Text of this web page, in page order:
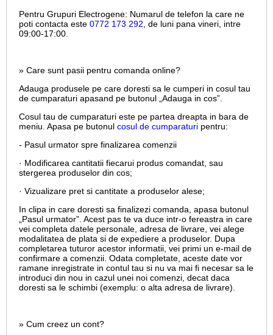
Pentru Grupuri Electrogene: Numarul de telefon la care ne
poti contacta este 0772 173 292, de luni pana vineri, intre
09:00-17:00.
» Care sunt pasii pentru comanda online?
Adauga produsele pe care doresti sa le cumperi in cosul tau
de cumparaturi apasand pe butonul „Adauga in cos”.
Cosul tau de cumparaturi este pe partea dreapta in bara de
meniu. Apasa pe butonul cosul de cumparaturi pentru:
- Pasul urmator spre finalizarea comenzii
· Modificarea cantitatii fiecarui produs comandat, sau
stergerea produselor din cos;
· Vizualizare pret si cantitate a produselor alese;
In clipa in care doresti sa finalizezi comanda, apasa butonul
„Pasul urmator”. Acest pas te va duce intr-o fereastra in care
vei completa datele personale, adresa de livrare, vei alege
modalitatea de plata si de expediere a produselor. Dupa
completarea tuturor acestor informatii, vei primi un e-mail de
confirmare a comenzii. Odata completate, aceste date vor
ramane inregistrate in contul tau si nu va mai fi necesar sa le
introduci din nou in cazul unei noi comenzi, decat daca
doresti sa le schimbi (exemplu: o alta adresa de livrare).
» Cum creez un cont?